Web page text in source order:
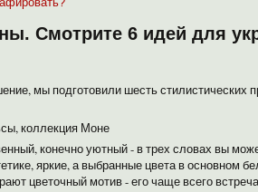
Смотрите 6 идей для
мы подготовили шесть
коллекция Моне
конечно уютный - в трех словах вы
яркие, а выбранные цвета в основном
цветочный мотив - его чаще всего